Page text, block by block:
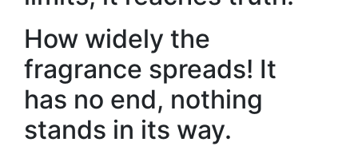
How widely the
fragrance spreads! It
has no end, nothing
stands in its way.